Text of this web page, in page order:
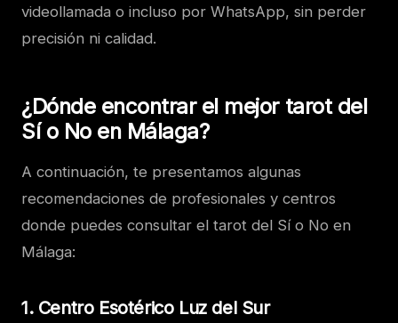
videollamada o incluso por WhatsApp, sin perder
precisión ni calidad.
¿Dónde encontrar el mejor tarot del
Sí o No en Málaga?
A continuación, te presentamos algunas
recomendaciones de profesionales y centros
donde puedes consultar el tarot del Sí o No en
Málaga:
1. Centro Esotérico Luz del Sur